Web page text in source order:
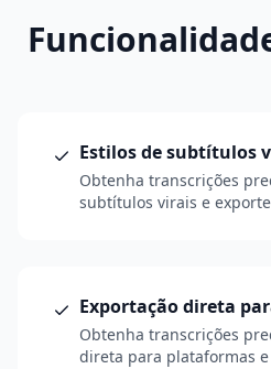
Estilos de subtítulos
Obtenha transcrições
subtítulos virais e
Exportação direta
Obtenha transcrições
direta para plataformas